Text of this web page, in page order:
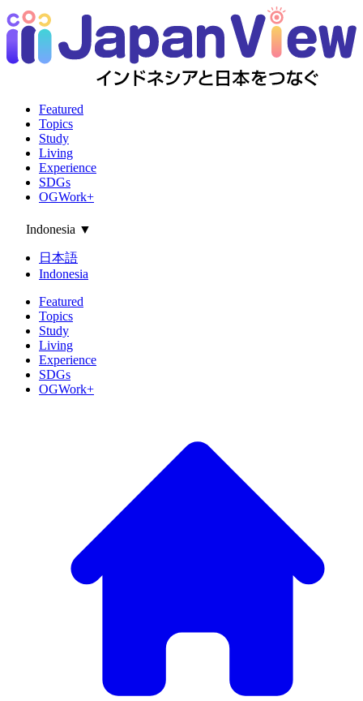
Featured
Topics
Study
Living
Experience
SDGs
OGWork+
Indonesia ▼
日本語
Indonesia
Featured
Topics
Study
Living
Experience
SDGs
OGWork+